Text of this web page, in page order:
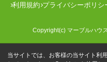
利用規約 プライバシーポリシ
Copyright(c) マーブルハウ
当サイトでは、お客様の当サイト利